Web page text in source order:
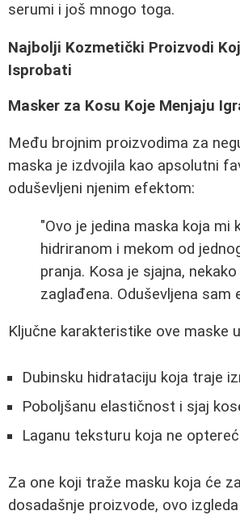
serumi i još mnogo toga.
Najbolji Kozmetički Proizvodi
Isprobati
Masker za Kosu Koje Menjaju
Među brojnim proizvodima za
maska je izdvojila kao apsolutni
oduševljeni njenim efektom:
"Ovo je jedina maska koja mi
hidriranom i mekom od
pranja. Kosa je sjajna,
zaglađena. Oduševljena sam
Ključne karakteristike ove maske
Dubinsku hidrataciju koja traje
Poboljšanu elastičnost i sjaj
Laganu teksturu koja ne
Za one koji traže masku koja će
dosadašnje proizvode, ovo